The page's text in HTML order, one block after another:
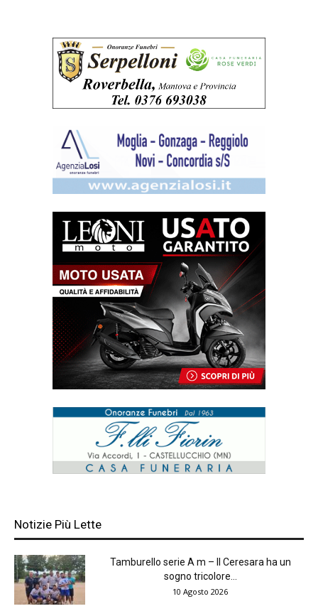
Notizie Più Lette
Tamburello serie A m – Il Ceresara ha un
sogno tricolore...
10 Agosto 2026